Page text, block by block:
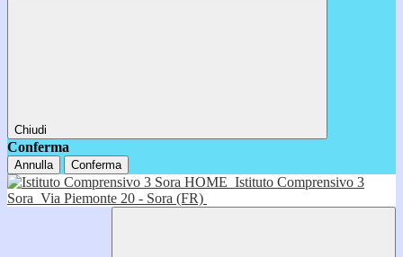
Chiudi
Conferma
Annulla Conferma
HOME Istituto Comprensivo 3
Sora Via Piemonte 20 - Sora (FR)